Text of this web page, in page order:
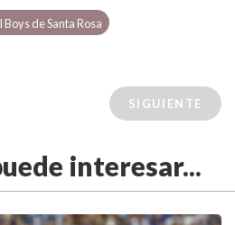
Boys de Santa Rosa
SIGUIENTE
interesar...